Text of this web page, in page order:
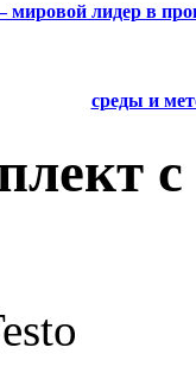
мировой лидер в
среды и